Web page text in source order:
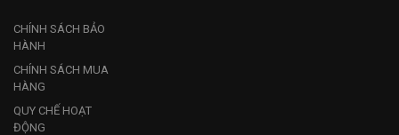
CHÍNH SÁCH BẢO
HÀNH
CHÍNH SÁCH MUA
HÀNG
QUY CHẾ HOẠT
ĐỘNG